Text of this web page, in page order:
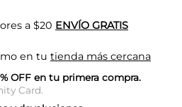
a $20 ENVÍO GRATIS
en tu tienda más cercana
OFF en tu primera compra.
Card.